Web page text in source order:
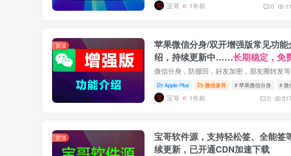
宝哥 1年前 0
置顶
苹果微信分身/双开增强版常见功能
绍，持续更新中……长期稳定，免
新。
Apple Plus 微信多开 # 苹果微信分身 # 微
宝哥 1年前 0
置顶
宝哥软件源，支持轻松签、全能签
续更新，已开通CDN加速下载